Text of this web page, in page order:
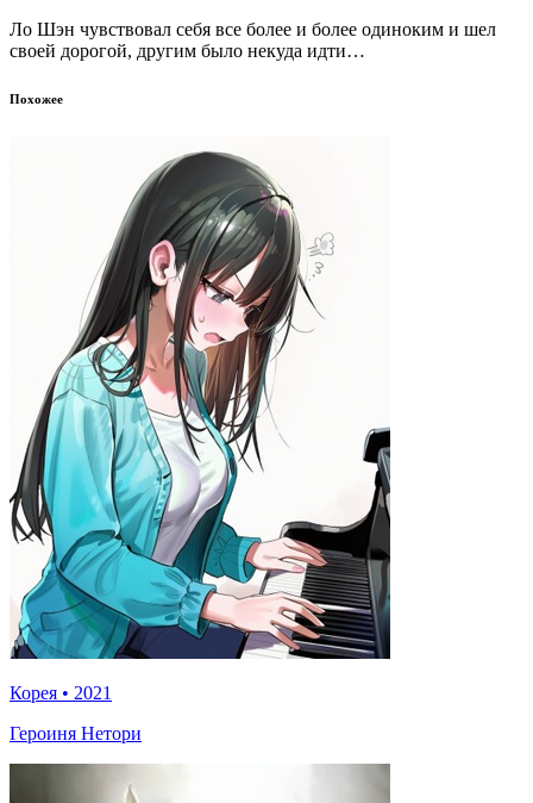
Ло Шэн чувствовал себя все более и более одиноким и шел
своей дорогой, другим было некуда идти…
Похожее
Корея • 2021
Героиня Нетори